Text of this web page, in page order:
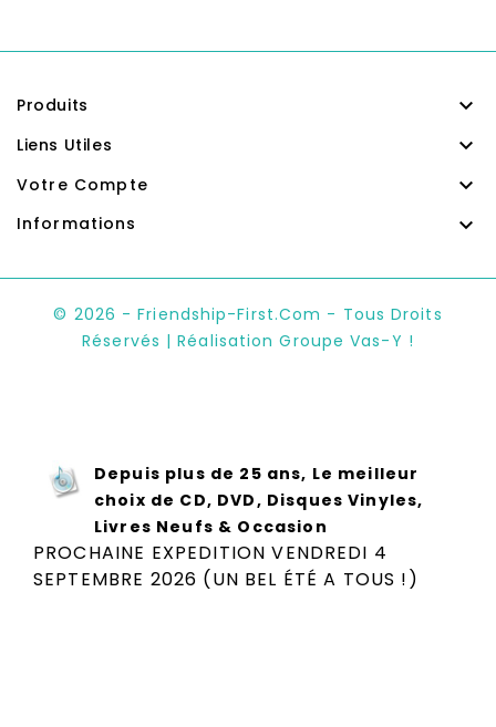
Produits 
Liens Utiles 
Votre Compte 
Informations 
© 2026 - Friendship-First.com - Tous Droits
Réservés | Réalisation Groupe Vas-Y !
Depuis plus de 25 ans, Le meilleur
choix de CD, DVD, Disques Vinyles,
Livres Neufs & Occasion
PROCHAINE EXPEDITION VENDREDI 4
SEPTEMBRE 2026 (UN BEL ÉTÉ A TOUS !)